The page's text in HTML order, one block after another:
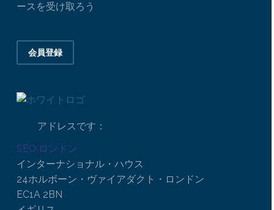
ースを受け取ろう
会員登録
アドレスです：
SEO.ロンドン
インターナショナル・ハウス
24ホルボーン・ヴァイアダクト・ロンドン
EC1A 2BN